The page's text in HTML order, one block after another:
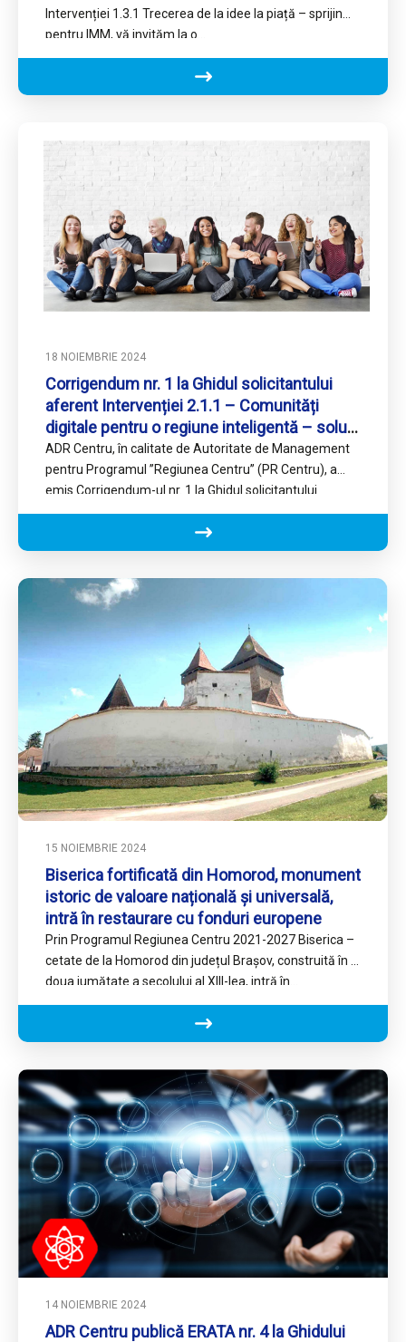
Intervenției 1.3.1 Trecerea de la idee la piață – sprijin
pentru IMM, vă invităm la o…
18 NOIEMBRIE 2024
Corrigendum nr. 1 la Ghidul solicitantului
aferent Intervenției 2.1.1 – Comunități
digitale pentru o regiune inteligentă – soluții
digitale.
ADR Centru, în calitate de Autoritate de Management
pentru Programul ’’Regiunea Centru’’ (PR Centru), a
emis Corrigendum-ul nr. 1 la Ghidul solicitantului
aferent Intervenției 2.1.1…
15 NOIEMBRIE 2024
Biserica fortificată din Homorod, monument
istoric de valoare națională și universală,
intră în restaurare cu fonduri europene
Prin Programul Regiunea Centru 2021-2027 Biserica –
cetate de la Homorod din județul Brașov, construită în a
doua jumătate a secolului al XIII-lea, intră în…
14 NOIEMBRIE 2024
ADR Centru publică ERATA nr. 4 la Ghidului